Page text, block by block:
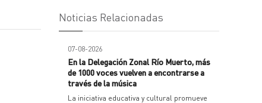
Noticias Relacionadas
07-08-2026
En la Delegación Zonal Río Muerto, más
de 1000 voces vuelven a encontrarse a
través de la música
La iniciativa educativa y cultural promueve